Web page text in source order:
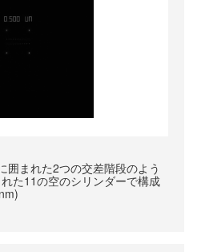
囲まれた2つの交差階段のよう
た11の空のシリンダーで構成